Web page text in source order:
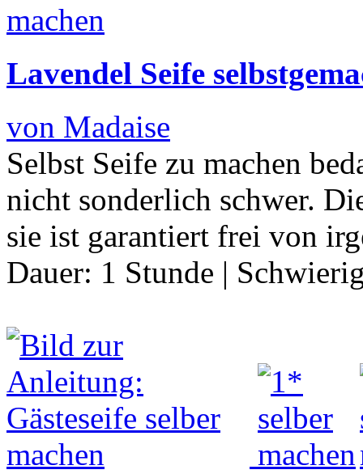
Lavendel Seife
von Madaise
Selbst Seife zu machen
nicht sonderlich schwer.
sie ist garantiert frei von
Dauer: 1 Stunde |